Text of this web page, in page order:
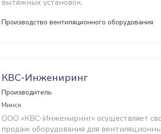
вытяжных установок.
Производство вентиляционного оборудования
КВС-Инжениринг
Производитель
Минск
ООО «КВС-Инжениринг» осуществляет
продаж оборудования для